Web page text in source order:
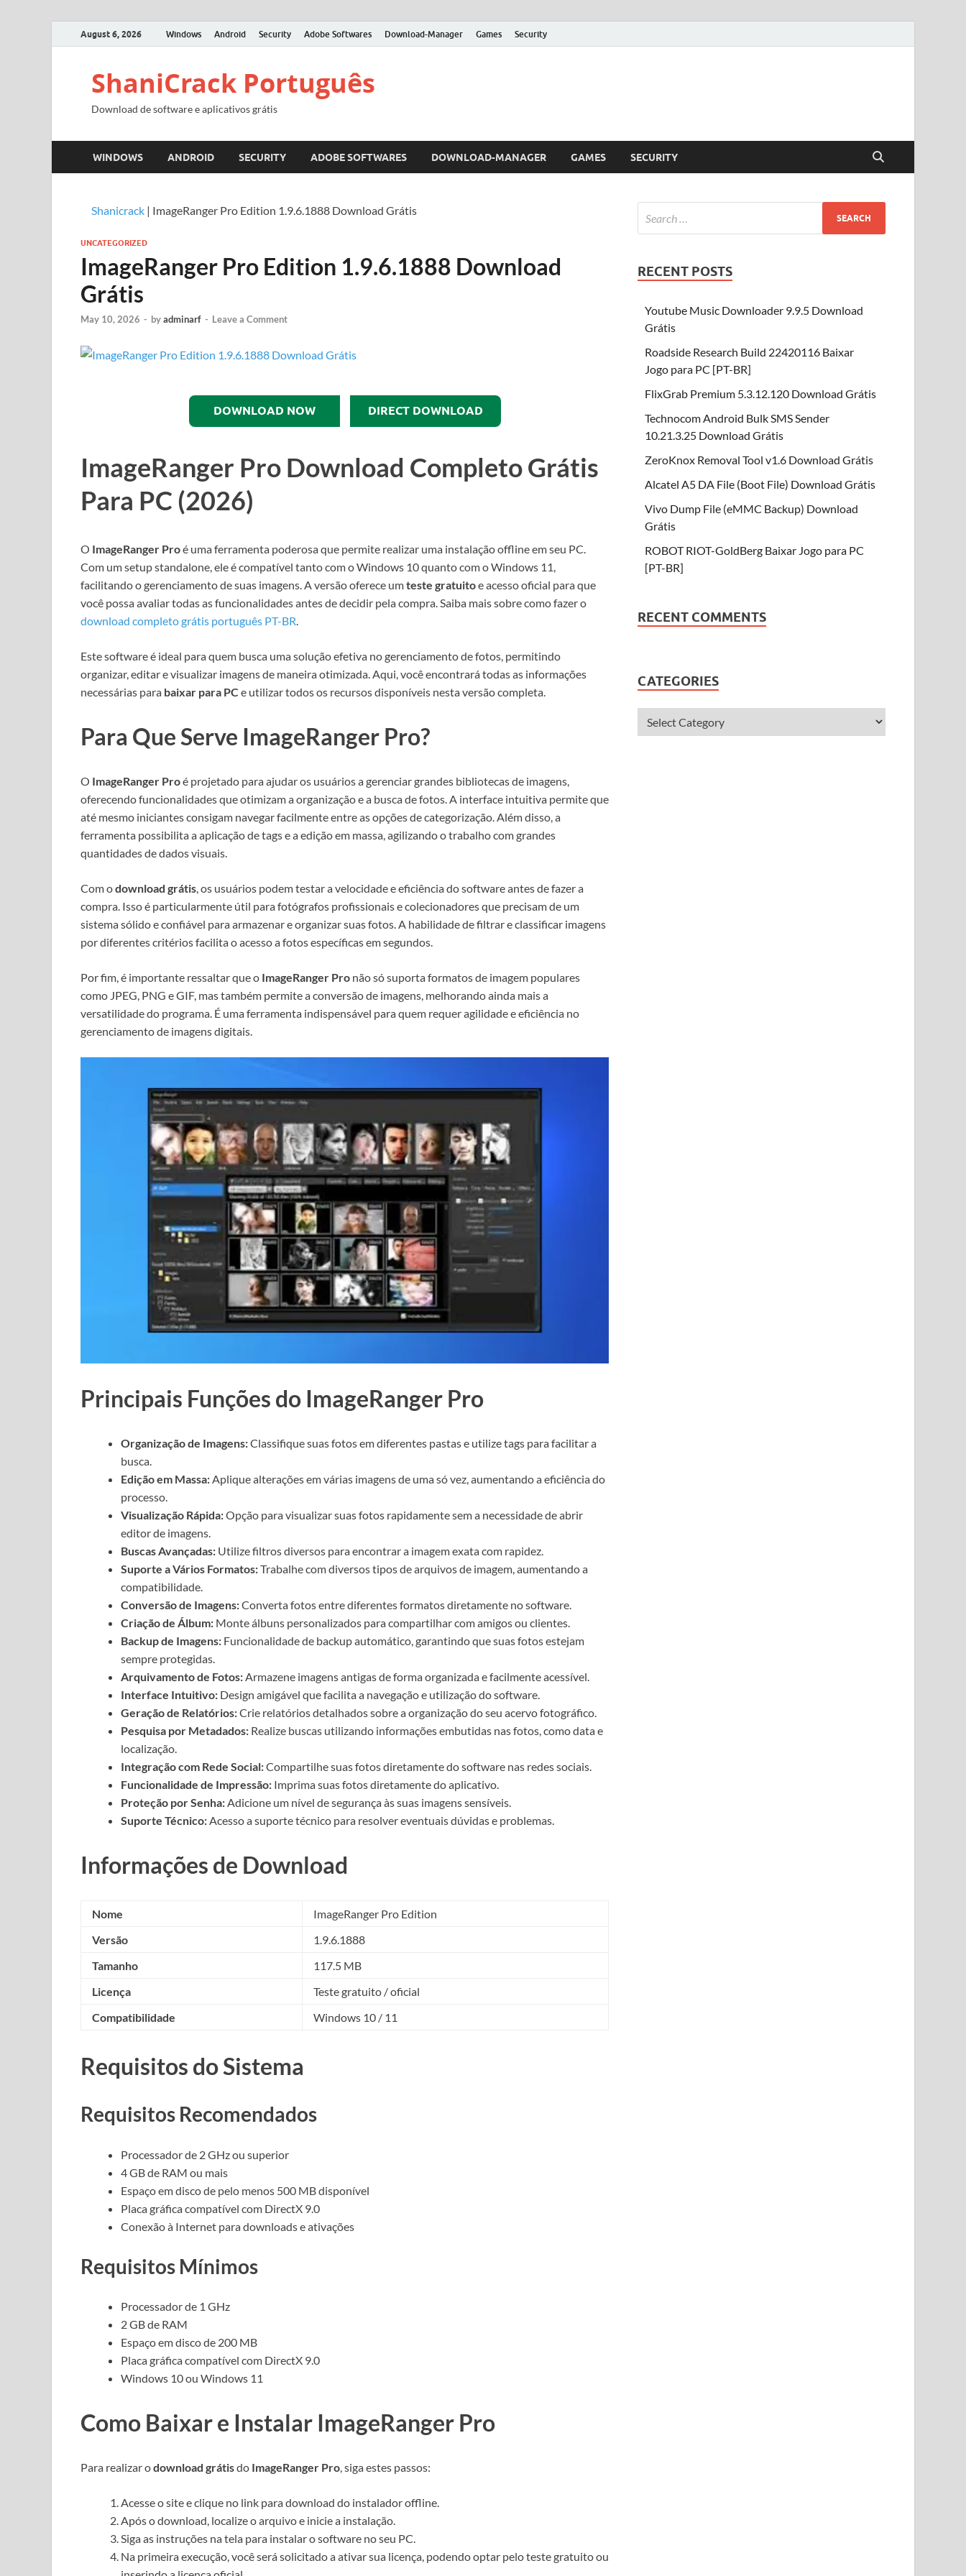
August 6, 2026 Windows Android Security Adobe Softwares Download-Manager Games Security
ShaniCrack Português
Download de software e aplicativos grátis
WINDOWS ANDROID SECURITY ADOBE SOFTWARES DOWNLOAD-MANAGER GAMES SECURITY
Shanicrack | ImageRanger Pro Edition 1.9.6.1888 Download Grátis
UNCATEGORIZED
ImageRanger Pro Edition 1.9.6.1888 Download
Grátis
May 10, 2026 - byadminarf - Leave a Comment
DOWNLOAD NOW DIRECT DOWNLOAD
ImageRanger Pro Download Completo Grátis
Para PC (2026)
O ImageRanger Proé uma ferramenta poderosa que permite realizar uma instalação offline em seu PC.
Com um setup standalone, ele é compatível tanto com o Windows 10 quanto com o Windows 11,
facilitando o gerenciamento de suas imagens. A versão oferece umteste gratuitoe acesso oficial para que
você possa avaliar todas as funcionalidades antes de decidir pela compra. Saiba mais sobre como fazer o
download completo grátis português PT-BR.
Este software é ideal para quem busca uma solução efetiva no gerenciamento de fotos, permitindo
organizar, editar e visualizar imagens de maneira otimizada. Aqui, você encontrará todas as informações
necessárias para baixar para PC e utilizar todos os recursos disponíveis nesta versão completa.
Para Que Serve ImageRanger Pro?
O ImageRanger Proé projetado para ajudar os usuários a gerenciar grandes bibliotecas de imagens,
oferecendo funcionalidades que otimizam a organização e a busca de fotos. A interface intuitiva permite que
até mesmo iniciantes consigam navegar facilmente entre as opções de categorização. Além disso, a
ferramenta possibilita a aplicação de tags e a edição em massa, agilizando o trabalho com grandes
quantidades de dados visuais.
Com odownload grátis , os usuários podem testar a velocidade e eficiência do software antes de fazer a
compra. Isso é particularmente útil para fotógrafos profissionais e colecionadores que precisam de um
sistema sólido e confiável para armazenar e organizar suas fotos. A habilidade de filtrar e classificar imagens
por diferentes critérios facilita o acesso a fotos específicas em segundos.
Por fim, é importante ressaltar que o ImageRanger Pro não só suporta formatos de imagem populares
como JPEG, PNG e GIF, mas também permite a conversão de imagens, melhorando ainda mais a
versatilidade do programa. É uma ferramenta indispensável para quem requer agilidade e eficiência no
gerenciamento de imagens digitais.
Principais Funções do ImageRanger Pro
Organização de Imagens:Classifique suas fotos em diferentes pastas e utilize tags para facilitar a
busca.
Edição em Massa:Aplique alterações em várias imagens de uma só vez, aumentando a eficiência do
processo.
Visualização Rápida:Opção para visualizar suas fotos rapidamente sem a necessidade de abrir
editor de imagens.
Buscas Avançadas: Utilize filtros diversos para encontrar a imagem exata com rapidez.
Suporte a Vários Formatos:Trabalhe com diversos tipos de arquivos de imagem, aumentando a
compatibilidade.
Conversão de Imagens:Converta fotos entre diferentes formatos diretamente no software.
Criação de Álbum: Monte álbuns personalizados para compartilhar com amigos ou clientes.
Backup de Imagens: Funcionalidade de backup automático, garantindo que suas fotos estejam
sempre protegidas.
Arquivamento de Fotos:Armazene imagens antigas de forma organizada e facilmente acessível.
Interface Intuitivo: Design amigável que facilita a navegação e utilização do software.
Geração de Relatórios:Crie relatórios detalhados sobre a organização do seu acervo fotográfico.
Pesquisa por Metadados: Realize buscas utilizando informações embutidas nas fotos, como data e
localização.
Integração com Rede Social:Compartilhe suas fotos diretamente do software nas redes sociais.
Funcionalidade de Impressão: Imprima suas fotos diretamente do aplicativo.
Proteção por Senha:Adicione um nível de segurança às suas imagens sensíveis.
Suporte Técnico:Acesso a suporte técnico para resolver eventuais dúvidas e problemas.
Informações de Download
Nome
ImageRanger Pro Edition
Versão
1.9.6.1888
Tamanho
117.5 MB
Licença
Teste gratuito / oficial
Compatibilidade
Windows 10 / 11
Requisitos do Sistema
Requisitos Recomendados
Processador de 2 GHz ou superior
4 GB de RAM ou mais
Espaço em disco de pelo menos 500 MB disponível
Placa gráfica compatível com DirectX 9.0
Conexão à Internet para downloads e ativações
Requisitos Mínimos
Processador de 1 GHz
2 GB de RAM
Espaço em disco de 200 MB
Placa gráfica compatível com DirectX 9.0
Windows 10 ou Windows 11
Como Baixar e Instalar ImageRanger Pro
Para realizar odownload grátisdo ImageRanger Pro , siga estes passos:
Acesse o site e clique no link para download do instalador offline.
Após o download, localize o arquivo e inicie a instalação.
Siga as instruções na tela para instalar o software no seu PC.
Na primeira execução, você será solicitado a ativar sua licença, podendo optar pelo teste gratuito ou
RECENT POSTS
Youtube Music Downloader 9.9.5 Download
Grátis
Roadside Research Build 22420116 Baixar
Jogo para PC [PT-BR]
FlixGrab Premium 5.3.12.120 Download Grátis
Technocom Android Bulk SMS Sender
10.21.3.25 Download Grátis
ZeroKnox Removal Tool v1.6 Download Grátis
Alcatel A5 DA File (Boot File) Download Grátis
Vivo Dump File (eMMC Backup) Download
Grátis
ROBOT RIOT-GoldBerg Baixar Jogo para PC
[PT-BR]
RECENT COMMENTS
CATEGORIES